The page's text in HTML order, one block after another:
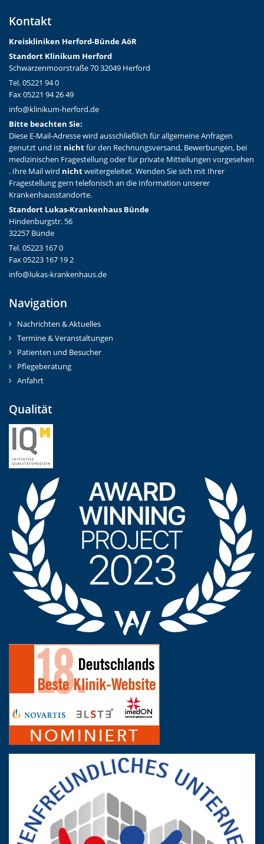
Kontakt
Kreiskliniken Herford-Bünde AöR
Standort Klinikum Herford
Schwarzenmoorstraße 70 32049 Herford
Tel. 05221 94 0
Fax 05221 94 26 49
info@klinikum-herford.de
Bitte beachten Sie:
Diese E-Mail-Adresse wird ausschließlich für allgemeine Anfragen
genutzt und ist nichtfür den Rechnungsversand, Bewerbungen, bei
medizinischen Fragestellung oder für private Mitteilungen vorgesehen
. Ihre Mail wird nichtweitergeleitet. Wenden Sie sich mit Ihrer
Fragestellung gern telefonisch an die Information unserer
Krankenhausstandorte.
Standort Lukas-Krankenhaus Bünde
Hindenburgstr. 56
32257 Bünde
Tel. 05223 167 0
Fax 05223 167 19 2
info@lukas-krankenhaus.de
Navigation
Nachrichten & Aktuelles
Termine & Veranstaltungen
Patienten und Besucher
Pflegeberatung
Anfahrt
Qualität